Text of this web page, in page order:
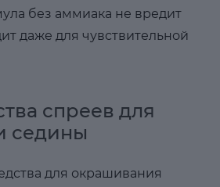
без аммиака не вредит
даже для чувствительной
спреев для
седины
для окрашивания